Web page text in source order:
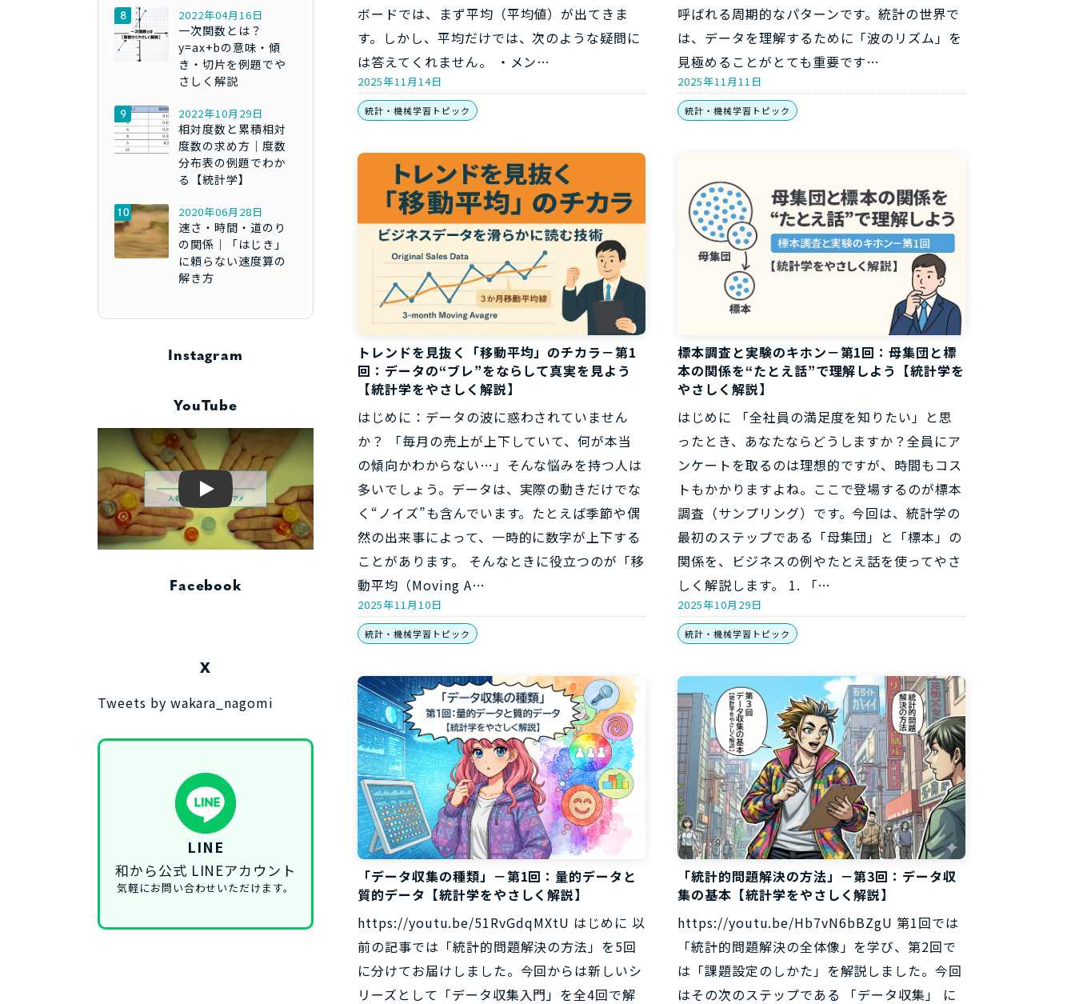
ボードでは、まず平均（平均値）が出てきま
す。しかし、平均だけでは、次のような疑問に
は答えてくれません。 ・メン…
2025年11月14日
統計・機械学習トピック
呼ばれる周期的なパターンです。統計の世界で
は、データを理解するために「波のリズム」を
見極めることがとても重要です…
2025年11月11日
統計・機械学習トピック
トレンドを見抜く「移動平均」のチカラ－第1
回：データの“ブレ”をならして真実を見よう
【統計学をやさしく解説】
はじめに：データの波に惑わされていません
か？ 「毎月の売上が上下していて、何が本当
の傾向かわからない…」そんな悩みを持つ人は
多いでしょう。データは、実際の動きだけでな
く“ノイズ”も含んでいます。たとえば季節や偶
然の出来事によって、一時的に数字が上下する
ことがあります。 そんなときに役立つのが「移
動平均（Moving A…
2025年11月10日
統計・機械学習トピック
標本調査と実験のキホン－第1回：母集団と標
本の関係を“たとえ話”で理解しよう【統計学を
やさしく解説】
はじめに 「全社員の満足度を知りたい」と思
ったとき、あなたならどうしますか？全員にア
ンケートを取るのは理想的ですが、時間もコス
トもかかりますよね。ここで登場するのが標本
調査（サンプリング）です。今回は、統計学の
最初のステップである「母集団」と「標本」の
関係を、ビジネスの例やたとえ話を使ってやさ
しく解説します。 1. 「…
2025年10月29日
統計・機械学習トピック
「データ収集の種類」－第1回：量的データと
質的データ【統計学をやさしく解説】
https://youtu.be/51RvGdqMXtU はじめに 以
前の記事では「統計的問題解決の方法」を5回
に分けてお届けしました。今回からは新しいシ
リーズとして「データ収集入門」を全4回で解
「統計的問題解決の方法」－第3回：データ収
集の基本【統計学をやさしく解説】
https://youtu.be/Hb7vN6bBZgU 第1回では
「統計的問題解決の全体像」を学び、第2回で
は「課題設定のしかた」を解説しました。今回
はその次のステップである 「データ収集」 に
2022年04月16日
一次関数とは？
y=ax+bの意味・傾
き・切片を例題でや
さしく解説
2022年10月29日
相対度数と累積相対
度数の求め方｜度数
分布表の例題でわか
る【統計学】
2020年06月28日
速さ・時間・道のり
の関係｜「はじき」
に頼らない速度算の
解き方
Instagram
YouTube
Play
Facebook
X
Tweets by wakara_nagomi
LINE
和から公式 LINEアカウント
気軽にお問い合わせいただけます。